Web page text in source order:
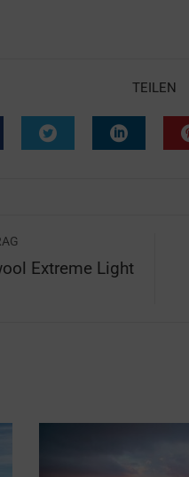
TEILEN
Extreme Light